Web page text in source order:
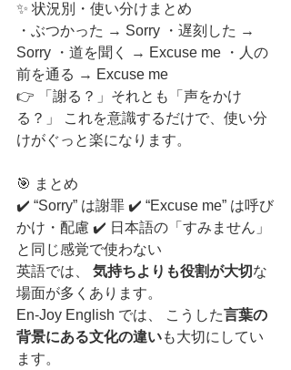
✨ 状況別・使い分けまとめ
・ぶつかった → Sorry ・遅刻した →
Sorry ・道を聞く → Excuse me ・人の
前を通る → Excuse me
👉 「謝る？」それとも「声をかけ
る？」 これを意識するだけで、使い分
けがぐっと楽になります。
🎯 まとめ
✔️ “Sorry” は謝罪 ✔️ “Excuse me” は呼び
かけ・配慮 ✔️ 日本語の「すみません」
と同じ感覚で使わない
英語では、 気持ちよりも役割が大切 な
場面が多くあります。
En-Joy English では、 こうした言葉の
背景にある文化の違いも大切にしてい
ます。